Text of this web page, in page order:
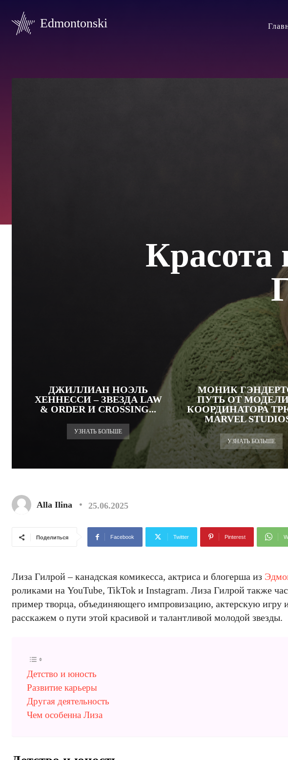
Edmontonski
Красота
ДЖИЛЛИАН НОЭЛЬ
ХЕННЕССИ – ЗВЕЗДА LAW
& ORDER И CROSSING...
УЗНАТЬ БОЛЬШЕ
МОНИК
ПУТЬ ОТ
КООРДИНАТОРА
MARVEL
УЗНАТЬ БОЛЬШЕ
Alla Ilina 25.06.2025
Поделиться Facebook Twitter Pinterest
Лиза Гилрой – канадская комикесса, актриса и блогерша из
роликами на YouTube, TikTok и Instagram. Лиза Гилрой также
пример творца, объединяющего импровизацию, актерскую игру
расскажем о пути этой красивой и талантливой молодой звезды.
Детство и юность
Развитие карьеры
Другая деятельность
Чем особенна Лиза